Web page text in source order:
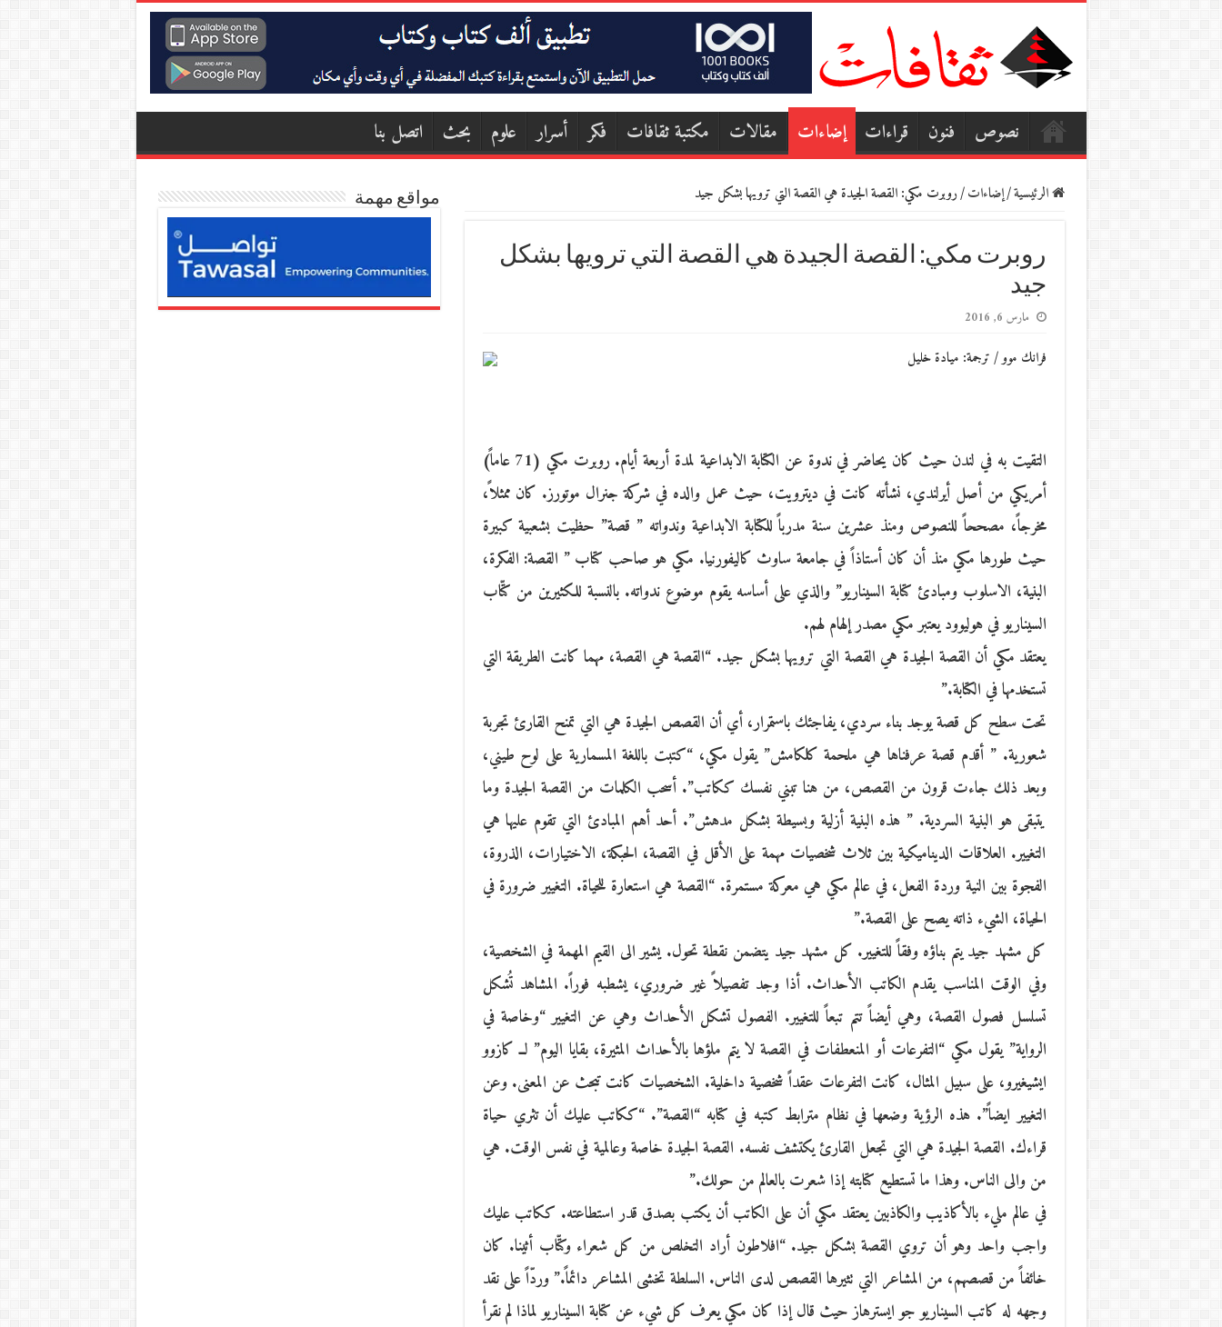
نصوص فنون قراءات إضاءات مقالات مكتبة ثقافات فكر أسرار علوم بحث اتصل بنا
الرئيسية/إضاءات/روبرت مكي: القصة الجيدة هي القصة التي ترويها بشكل جيد
روبرت مكي: القصة الجيدة هي القصة التي ترويها بشكل
جيد
مارس 6, 2016
فرانك موو / ترجمة: ميادة خليل
التقيت به في لندن حيث كان يحاضر في ندوة عن الكتابة الابداعية لمدة أربعة أيام. روبرت مكي (71 عاماً)
أمريكي من أصل أيرلندي، نشأته كانت في ديترويت، حيث عمل والده في شركة جنرال موتورز. كان ممثلاً،
مخرجاً، مصححاً للنصوص ومنذ عشرين سنة مدرباً للكتابة الابداعية وندواته ” قصة” حظيت بشعبية كبيرة
حيث طورها مكي منذ أن كان أستاذاً في جامعة ساوث كاليفورنيا. مكي هو صاحب كتاب ” القصة: الفكرة،
البنية، الاسلوب ومبادئ كتابة السيناريو” والذي على أساسه يقوم موضوع ندواته. بالنسبة للكثيرين من كتّاب
السيناريو في هوليوود يعتبر مكي مصدر إلهام لهم.
يعتقد مكي أن القصة الجيدة هي القصة التي ترويها بشكل جيد. “القصة هي القصة، مهما كانت الطريقة التي
تستخدمها في الكتابة.”
تحت سطح كل قصة يوجد بناء سردي، يفاجئك باستمرار، أي أن القصص الجيدة هي التي تمنح القارئ تجربة
شعورية. ” أقدم قصة عرفناها هي ملحمة كلكامش” يقول مكي، “كتبت باللغة المسمارية على لوح طيني،
وبعد ذلك جاءت قرون من القصص، من هنا تبني نفسك ككاتب”. أسحب الكلمات من القصة الجيدة وما
يتبقى هو البنية السردية. ” هذه البنية أزلية وبسيطة بشكل مدهش”. أحد أهم المبادئ التي تقوم عليها هي
التغيير. العلاقات الديناميكية بين ثلاث شخصيات مهمة على الأقل في القصة، الحبكة، الاختيارات، الذروة،
الفجوة بين النية وردة الفعل، في عالم مكي هي معركة مستمرة. “القصة هي استعارة للحياة. التغيير ضرورة في
الحياة، الشيء ذاته يصح على القصة.”
كل مشهد جيد يتم بناؤه وفقاً للتغيير. كل مشهد جيد يتضمن نقطة تحول. يشير الى القيم المهمة في الشخصية،
وفي الوقت المناسب يقدم الكاتب الأحداث. أذا وجد تفصيلاً غير ضروري، يشطبه فوراً. المشاهد تُشكل
تسلسل فصول القصة، وهي أيضاً تتم تبعاً للتغيير. الفصول تشكل الأحداث وهي عن التغيير “وخاصة في
الرواية” يقول مكي “التفرعات أو المنعطفات في القصة لا يتم ملؤها بالأحداث المثيرة، بقايا اليوم” لــ كازوو
ايشيغيرو، على سبيل المثال، كانت التفرعات عقداً شخصية داخلية. الشخصيات كانت تبحث عن المعنى. وعن
التغيير ايضاً”. هذه الرؤية وضعها في نظام مترابط كتبه في كتابه “القصة”. “ككاتب عليك أن تثري حياة
قراءك. القصة الجيدة هي التي تجعل القارئ يكتشف نفسه. القصة الجيدة خاصة وعالمية في نفس الوقت. هي
من والى الناس. وهذا ما تستطيع كتابته إذا شعرت بالعالم من حولك.”
في عالم مليء بالأكاذيب والكاذبين يعتقد مكي أن على الكاتب أن يكتب بصدق قدر استطاعته. ككاتب عليك
واجب واحد وهو أن تروي القصة بشكل جيد. “افلاطون أراد التخلص من كل شعراء وكتّاب أثينا. كان
خائفاً من قصصهم، من المشاعر التي تثيرها القصص لدى الناس. السلطة تخشى المشاعر دائماً.” وردّاً على نقد
وجهه له كاتب السيناريو جو ايسترهاز حيث قال إذا كان مكي يعرف كل شيء عن كتابة السيناريو لماذا لم نقرأ
مواقع مهمة